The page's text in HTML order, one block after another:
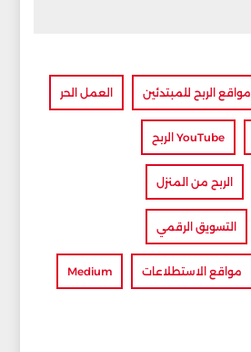
مواقع الربح للمبتدئين العمل الحر
YouTube الربح
الربح من المنزل
التسويق الرقمي
مواقع الاستطلاعات Medium